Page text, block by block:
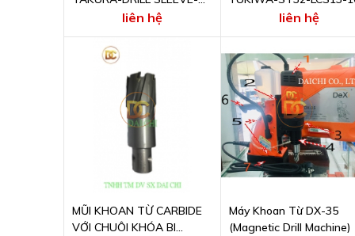
liên hệ liên hệ
MŨI KHOAN TỪ CARBIDE
VỚI CHUÔI KHÓA BI
Máy Khoan Từ DX-35
(Magnetic Drill Machine)